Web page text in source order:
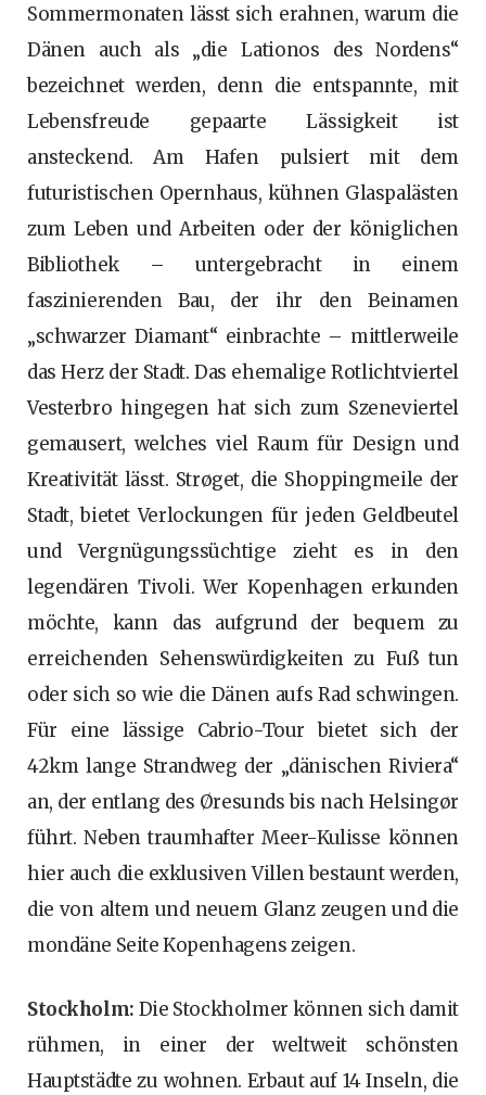
Sommermonaten lässt sich erahnen, warum die
Dänen auch als „die Lationos des Nordens“
bezeichnet werden, denn die entspannte, mit
Lebensfreude gepaarte Lässigkeit ist
ansteckend. Am Hafen pulsiert mit dem
futuristischen Opernhaus, kühnen Glaspalästen
zum Leben und Arbeiten oder der königlichen
Bibliothek – untergebracht in einem
faszinierenden Bau, der ihr den Beinamen
„schwarzer Diamant“ einbrachte – mittlerweile
das Herz der Stadt. Das ehemalige Rotlichtviertel
Vesterbro hingegen hat sich zum Szeneviertel
gemausert, welches viel Raum für Design und
Kreativität lässt. Strøget, die Shoppingmeile der
Stadt, bietet Verlockungen für jeden Geldbeutel
und Vergnügungssüchtige zieht es in den
legendären Tivoli. Wer Kopenhagen erkunden
möchte, kann das aufgrund der bequem zu
erreichenden Sehenswürdigkeiten zu Fuß tun
oder sich so wie die Dänen aufs Rad schwingen.
Für eine lässige Cabrio-Tour bietet sich der
42km lange Strandweg der „dänischen Riviera“
an, der entlang des Øresunds bis nach Helsingør
führt. Neben traumhafter Meer-Kulisse können
hier auch die exklusiven Villen bestaunt werden,
die von altem und neuem Glanz zeugen und die
mondäne Seite Kopenhagens zeigen.
Stockholm: Die Stockholmer können sich damit
rühmen, in einer der weltweit schönsten
Hauptstädte zu wohnen. Erbaut auf 14 Inseln, die